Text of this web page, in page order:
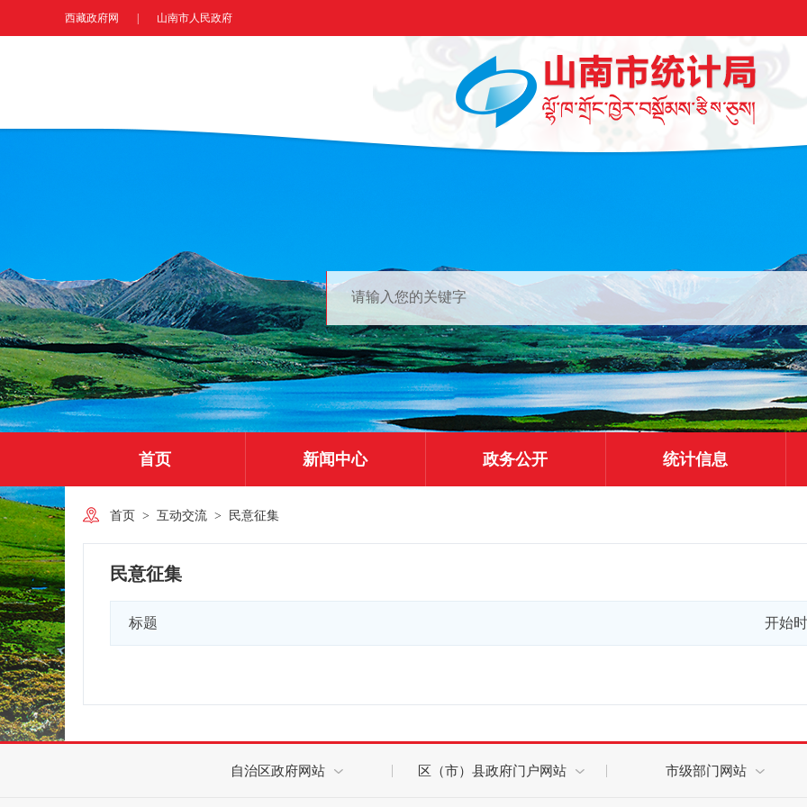
西藏政府网 山南市人民政府
首页 新闻中心 政务公开 统计信息
首页 > 互动交流 > 民意征集
民意征集
标题 开始
自治区政府网站 区（市）县政府门户网站 市级部门网站